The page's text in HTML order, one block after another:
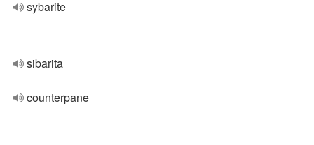
sybarite
sibarita
counterpane